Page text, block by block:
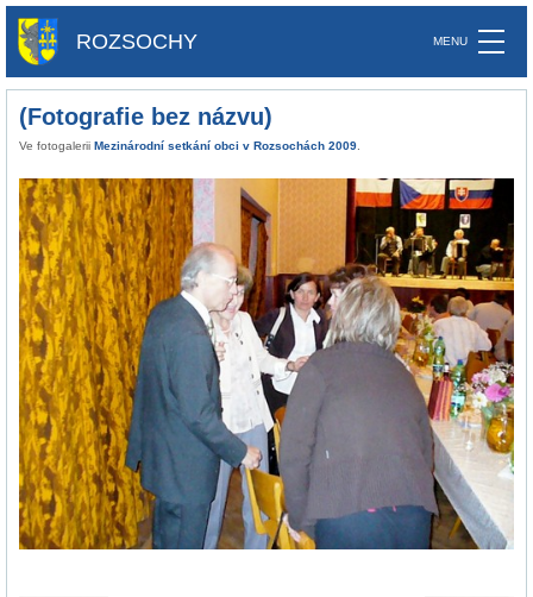
ROZSOCHY
(Fotografie bez názvu)
Ve fotogalerii Mezinárodní setkání obci v Rozsochách 2009